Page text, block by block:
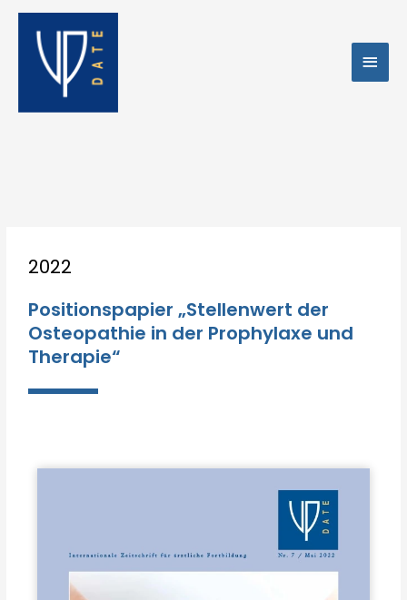
Zum
springen
2022
Positionspapier „Stellenwert der
Osteopathie in der Prophylaxe und
Therapie“
navigation